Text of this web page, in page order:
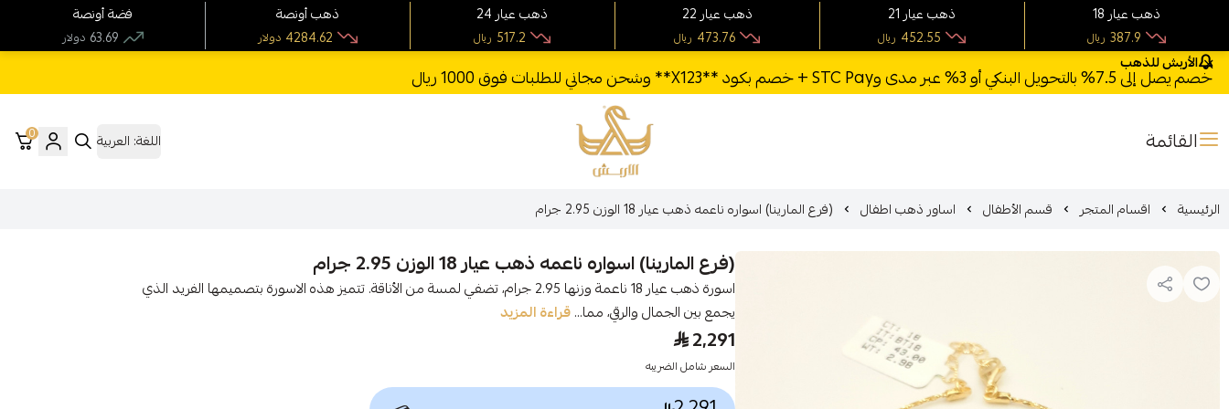
الأربش للذهب
خصم يصل إلى 7.5% بالتحويل البنكي أو 3% عبر مدى وSTC Pay + خصم بكود **X123** وشحن مجاني للطلبات فوق 1000 ريال
القائمة الأربش للذهب اللغة: العربية 0
الرئيسية اقسام المتجر قسم الأطفال اساور ذهب اطفال (فرع المارينا) اسواره ناعمه ذهب عيار 18 الوزن 2.95 جرام
(فرع المارينا) اسواره ناعمه ذهب عيار 18 الوزن 2.95 جرام
اسورة ذهب عيار 18 ناعمة وزنها 2.95 جرام، تضفي لمسة من الأناقة. تتميز هذه الاسورة بتصميمها الفريد الذي
يجمع بين الجمال والرقي، مما...قراءة المزيد
2,291
السعر شامل الضريبه
فضة أونصة
دولار 63.69
ذهب أونصة
دولار 4284.62
24 ذهب عيار
ريال 517.2
22 ذهب عيار
ريال 473.76
21 ذهب عيار
ريال 452.55
18 ذهب عيار
ريال 387.9